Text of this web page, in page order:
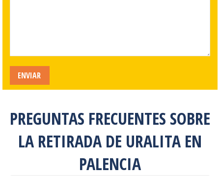
PREGUNTAS FRECUENTES SOBRE
LA RETIRADA DE URALITA EN
PALENCIA